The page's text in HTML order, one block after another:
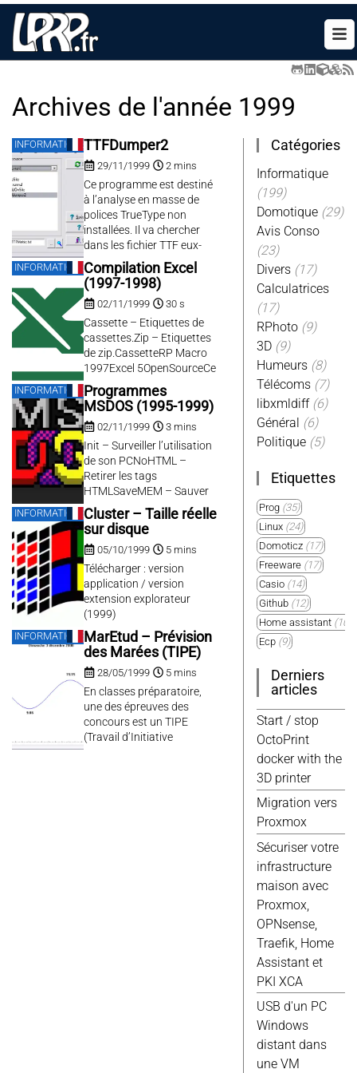
Archives de l'année 1999
INFORMATIQUETTFDumper2
29/11/1999 2 mins
Ce programme est destiné
à l’analyse en masse de
polices TrueType non
installées. Il va chercher
dans les fichier TTF eux-
mêmes diverses
informations telles que le
nom, le style, la version et
de nombreuses
informations sur l’aspect
de la police. Il sort un
fichier Texte qui est prévu
pour être...
INFORMATIQUECompilation Excel
(1997-1998)
02/11/1999 30 s
Cassette – Etiquettes de
cassettes.Zip – Etiquettes
de zip.CassetteRP Macro
1997Excel 5OpenSourceCe
classeur permet
d’imprimer des étiquettes
de cassettes.Voir
documentation dans le
classeur.Télécharger
CassetteZipRP Macro
1998Excel 5OpenSourceCe
classeur permet
d’imprimer des étiquettes
pour ZIP IOMEGA 100.Voir
documentation dans le
classeur.Télécharger Zip
INFORMATIQUE Programmes
MSDOS (1995-1999)
02/11/1999 3 mins
Init – Surveiller l’utilisation
de son PCNoHTML –
Retirer les tags
HTMLSaveMEM – Sauver
la mémoire DOSSysPause
– Une pause dans le
config.sysInitRP Soft
1995DOS /
SYSTEMEOpenSourceInit
enregistre dans un fichier
externe tous les jours et
dates lorsqu’il est lancé.
Cela vous permet, si vous
le mettez dans votre
autoexec.bat...
INFORMATIQUECluster – Taille réelle
sur disque
05/10/1999 5 mins
Télécharger : version
application / version
extension explorateur
(1999)
INFORMATIQUE MarEtud – Prévision
des Marées (TIPE)
28/05/1999 5 mins
En classes préparatoire,
une des épreuves des
concours est un TIPE
(Travail d’Initiative
Catégories
Informatique
(199)
Domotique (29)
Avis Conso
(23)
Divers (17)
Calculatrices
(17)
RPhoto (9)
3D (9)
Humeurs (8)
Télécoms (7)
libxmldiff (6)
Général (6)
Politique (5)
Etiquettes
Prog (35)
Linux (24)
Domoticz (17)
Freeware (17)
Casio (14)
Github (12)
Home assistant (10)
Ecp (9)
Windows (9)
Javascript (8)
Jekyll (8)
Script (8)
Wordpress (8)
Debian
(7)
Docker
Scripts (7)
Domotique (6)
Elec (6)
Gimp (6)
Proxmox (6)
Web (6)
Fusion 360 (5)
Google (5)
Qemu (5)
Raspberry
(5)
Vmware (5)
Android (4)
Excel (4)
Derniers
articles
Start / stop
OctoPrint
docker with the
3D printer
Migration vers
Proxmox
Sécuriser votre
infrastructure
maison avec
Proxmox,
OPNsense,
Traefik, Home
Assistant et
PKI XCA
USB d'un PC
Windows
distant dans
une VM